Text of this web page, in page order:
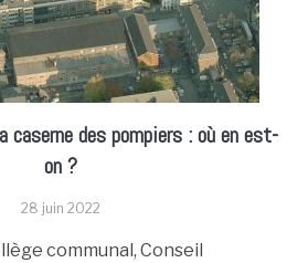
caserne des pompiers : où en est-
on ?
28 juin 2022
communal, Conseil